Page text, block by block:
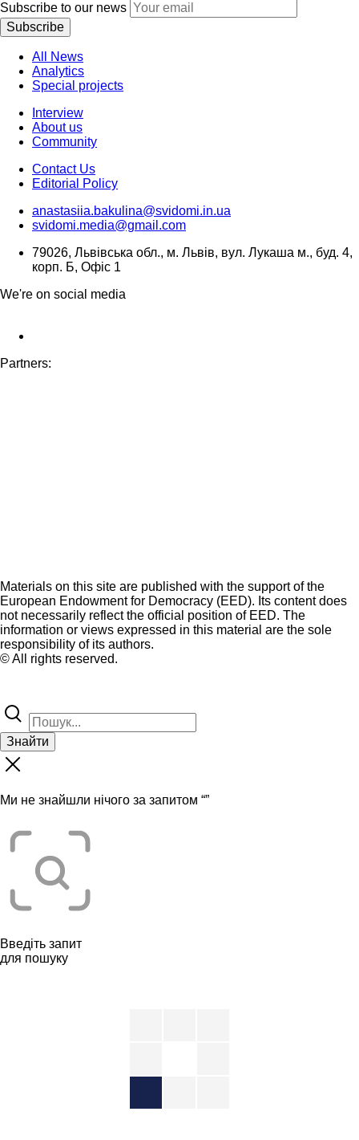
Subscribe to our news
Subscribe
All News
Analytics
Special projects
Interview
About us
Community
Contact Us
Editorial Policy
anastasiia.bakulina@svidomi.in.ua
svidomi.media@gmail.com
79026, Львівська обл., м. Львів, вул. Лукаша м., буд. 4,
корп. Б, Офіс 1
We're on social media
Partners:
Materials on this site are published with the support of the
European Endowment for Democracy (EED). Its content does
not necessarily reflect the official position of EED. The
information or views expressed in this material are the sole
responsibility of its authors.
© All rights reserved.
Знайти
Ми не знайшли нічого за запитом “”
Введіть запит
для пошуку